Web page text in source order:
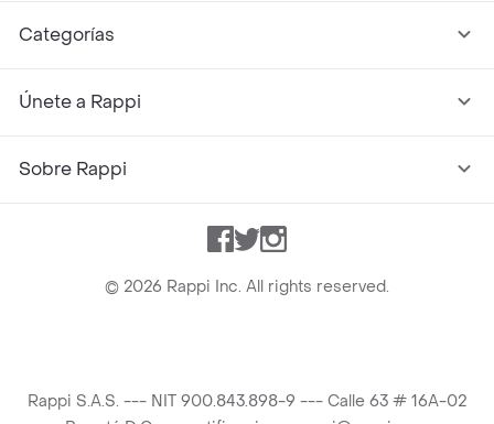
Categorías
Únete a Rappi
Sobre Rappi
Facebook
TwitterInstagram
© 2026 Rappi Inc. All rights reserved.
Rappi S.A.S. --- NIT 900.843.898-9 --- Calle 63 # 16A-02